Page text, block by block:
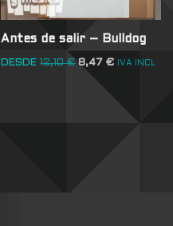
Antes de salir – Bulldog
DESDE 12,10€ 8,47€ IVA INCL